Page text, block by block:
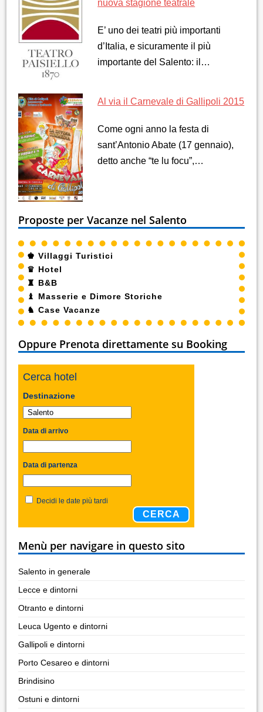
nuova stagione teatrale
E’ uno dei teatri più importanti
d’Italia, e sicuramente il più
importante del Salento: il…
Al via il Carnevale di Gallipoli 2015
Come ogni anno la festa di
sant’Antonio Abate (17 gennaio),
detto anche “te lu focu”,…
Proposte per Vacanze nel Salento
♚Villaggi Turistici
♛ Hotel
♜ B&B
♝ Masserie e Dimore Storiche
♞Case Vacanze
Oppure Prenota direttamente su Booking
Cerca hotel
Destinazione
Data di arrivo
Data di partenza
Decidi le date più tardi
CERCA
Menù per navigare in questo sito
Salento in generale
Lecce e dintorni
Otranto e dintorni
Leuca Ugento e dintorni
Gallipoli e dintorni
Porto Cesareo e dintorni
Brindisino
Ostuni e dintorni